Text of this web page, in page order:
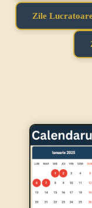
Zile